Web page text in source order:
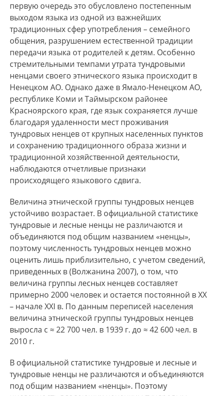
первую очередь это обусловлено постепенным
выходом языка из одной из важнейших
традиционных сфер употребления – семейного
общения, разрушением естественной традиции
передачи языка от родителей к детям. Особенно
стремительными темпами утрата тундровыми
ненцами своего этнического языка происходит в
Ненецком АО. Однако даже в Ямало-Ненецком АО,
республике Коми и Таймырском районее
Красноярского края, где язык сохраняется лучше
благодаря удаленности мест проживания
тундровых ненцев от крупных населенных пунктов
и сохранению традиционного образа жизни и
традиционной хозяйственной деятельности,
наблюдаются отчетливые признаки
происходящего языкового сдвига.
Величина этнической группы тундровых ненцев
устойчиво возрастает. В официальной статистике
тундровые и лесные ненцы не различаются и
объединяются под общим названием «ненцы»,
поэтому численность тундровых ненцев можно
оценить лишь приблизительно, с учетом сведений,
приведенных в (Волжанина 2007), о том, что
величина группы лесных ненцев составляет
примерно 2000 человек и остается постоянной в XX
– начале XXI в. По данным переписей населения
величина этнической группы тундровых ненцев
выросла с ≈ 22 700 чел. в 1939 г. до ≈ 42 600 чел. в
2010 г.
В официальной статистике тундровые и лесные и
тундровые ненцы не различаются и объединяются
под общим названием «ненцы». Поэтому